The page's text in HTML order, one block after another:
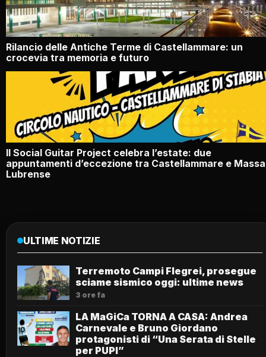
Rilancio delle Antiche Terme di Castellammare: un
crocevia tra memoria e futuro
Il Social Guitar Project celebra l’estate: due
appuntamenti d’eccezione tra Castellammare e Massa
Lubrense
ULTIME NOTIZIE
Terremoto Campi Flegrei, prosegue
sciame sismico oggi: ultime news
3 ore fa
LA MaGiCa TORNA A CASA: Andrea
Carnevale e Bruno Giordano
protagonisti di “Una Serata di Stelle
per PUPI”